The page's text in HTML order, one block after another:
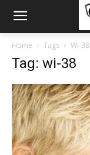
Home Tags Wi-38
Tag: wi-38